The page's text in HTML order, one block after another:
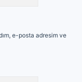
e-posta adresim ve